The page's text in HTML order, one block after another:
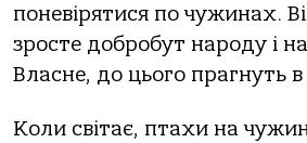
поневірятися по чужинах.
зросте добробут народу і
Власне, до цього прагнуть в
Коли світає, птахи на